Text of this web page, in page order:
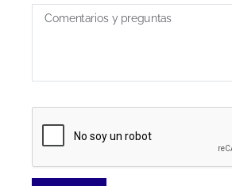
Comentarios y preguntas